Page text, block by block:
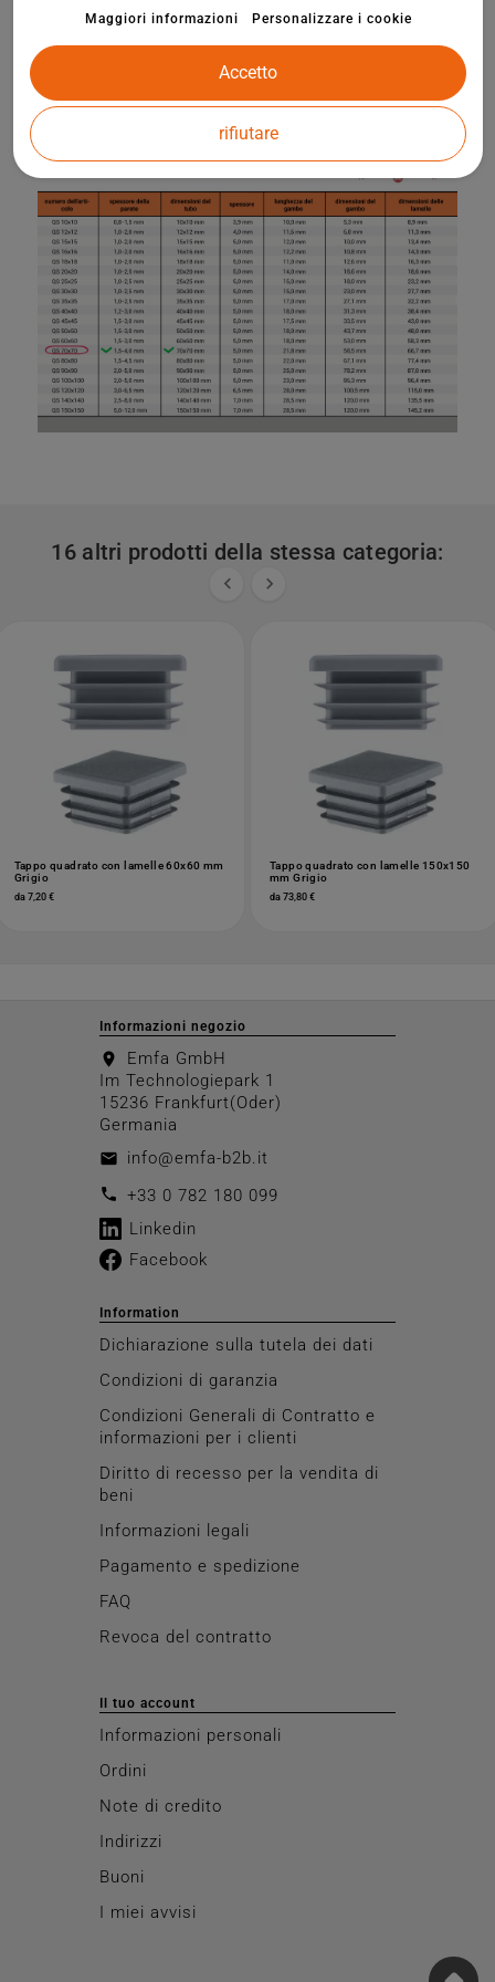
16 altri prodotti della stessa categoria:
 
Tappo quadrato con lamelle 60x60 mm
Grigio
da 7,20 €
Tappo quadrato con lamelle 150x150
mm Grigio
da 73,80 €
Maggiori informazioni Personalizzare i cookie
rifiutare
Accetto
Informazioni negozio
location_on
Emfa GmbH
Im Technologiepark 1
15236 Frankfurt(Oder)
Germania
email info@emfa-b2b.it
call +33 0 782 180 099
Linkedin
Facebook
Information
Dichiarazione sulla tutela dei dati
Condizioni di garanzia
Condizioni Generali di Contratto e
informazioni per i clienti
Diritto di recesso per la vendita di
beni
Informazioni legali
Pagamento e spedizione
FAQ
Revoca del contratto
Il tuo account
Informazioni personali
Ordini
Note di credito
Indirizzi
Buoni
I miei avvisi